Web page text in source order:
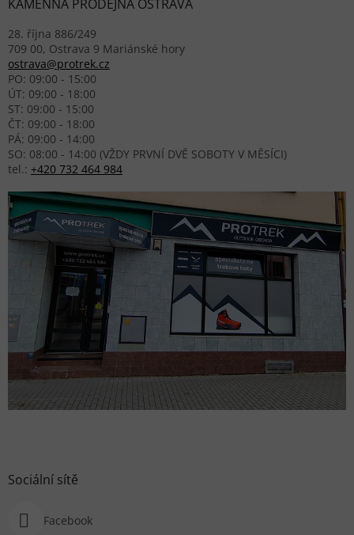
KAMENNÁ PRODEJNA OSTRAVA
28. října 886/249
709 00, Ostrava 9 Mariánské hory
ostrava@protrek.cz
PO: 09:00 - 15:00
ÚT: 09:00 - 18:00
ST: 09:00 - 15:00
ČT: 09:00 - 18:00
PÁ: 09:00 - 14:00
SO: 08:00 - 14:00 (VŽDY PRVNÍ DVĚ SOBOTY V MĚSÍCI)
tel.: +420 732 464 984
Sociální sítě
Facebook